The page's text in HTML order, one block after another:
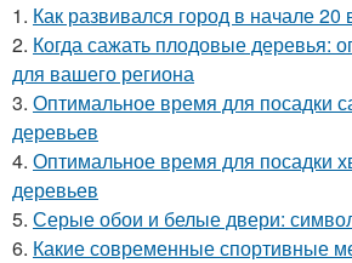
1. Как развивался город в начале 20
2. Когда сажать плодовые деревья:
для вашего региона
3. Оптимальное время для посадки
деревьев
4. Оптимальное время для посадки
деревьев
5. Серые обои и белые двери:
6. Какие современные спортивные